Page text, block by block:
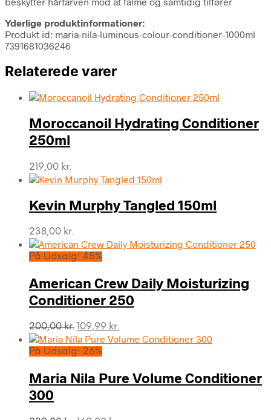
Yderlige produktinformationer:
Produkt id: maria-nila-luminous-colour-conditioner-1000ml
7391681036246
Relaterede varer
Moroccanoil Hydrating Conditioner
250ml
219,00 kr.
Kevin Murphy Tangled 150ml
238,00 kr.
På Udsalg! 45%
American Crew Daily Moisturizing
Conditioner 250
200,00kr. Den
oprindelige
pris
200,00 kr..
109,99 kr.
aktuelle
109,99 kr..
På Udsalg! 26%
Maria Nila Pure Volume Conditioner
300